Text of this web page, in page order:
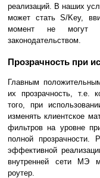
реализаций. В наших
может стать S/Key,
момент не могут
законодательством.
Прозрачность при
Главным
их прозрачность, т.е.
того, при
изменять клиентское
фильтров на уровне
полной
эффективной
внутренней сети МЭ
роутер.